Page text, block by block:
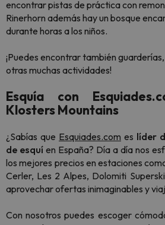
encontrar pistas de práctica con
Rinerhorn además hay un bosque
durante horas a los niños.
¡Puedes encontrar también
otras muchas actividades!
Esquía con
Klosters Mountains
¿Sabías que Esquiades.com es líder
de esquí en España? Día a día nos
los mejores precios en estaciones
Cerler, Les 2 Alpes, Dolomiti
aprovechar ofertas inimaginables y
Con nosotros puedes escoger